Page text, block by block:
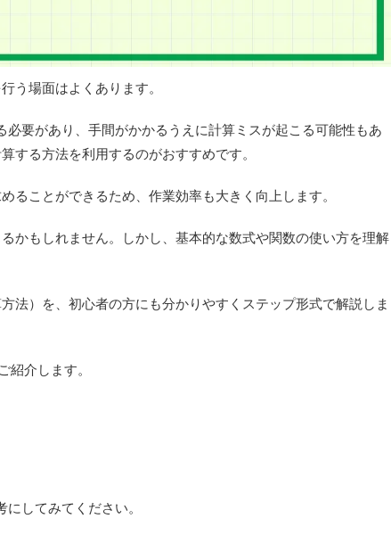
う場面はよくあります。
要があり、手間がかかるうえに計算ミスが起こる可能性もあ
する方法を利用するのがおすすめです。
ることができるため、作業効率も大きく向上します。
かもしれません。しかし、基本的な数式や関数の使い方を理解
法） を、初心者の方にも分かりやすくステップ形式で解説しま
介します。
してみてください。